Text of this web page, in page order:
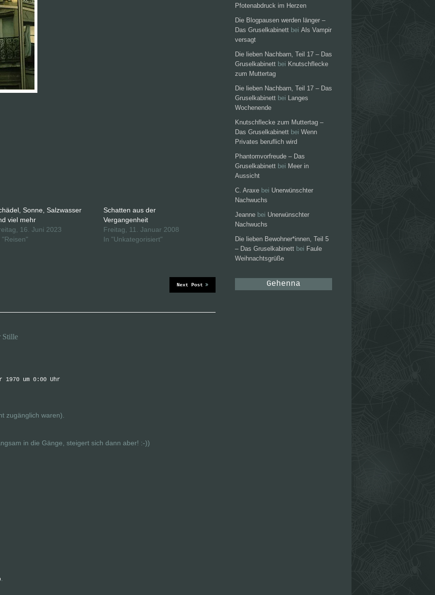
Sonne, Salzwasser
viel mehr
16. Juni 2023
"Reisen"
Schatten aus der
Vergangenheit
Freitag, 11. Januar 2008
In "Unkategorisiert"
Next Post
Stille
1970 um 0:00 Uhr
zugänglich waren).
in die Gänge, steigert sich dann aber! :-))
Pfotenabdruck im Herzen
Die Blogpausen werden länger –
Das Gruselkabinett bei Als Vampir
versagt
Die lieben Nachbarn, Teil 17 – Das
Gruselkabinett bei Knutschflecke
zum Muttertag
Die lieben Nachbarn, Teil 17 – Das
Gruselkabinett bei Langes
Wochenende
Knutschflecke zum Muttertag –
Das Gruselkabinett bei Wenn
Privates beruflich wird
Phantomvorfreude – Das
Gruselkabinett bei Meer in
Aussicht
C. Araxe bei Unerwünschter
Nachwuchs
Jeanne bei Unerwünschter
Nachwuchs
Die lieben Bewohner*innen, Teil 5
– Das Gruselkabinett bei Faule
Weihnachtsgrüße
Gehenna